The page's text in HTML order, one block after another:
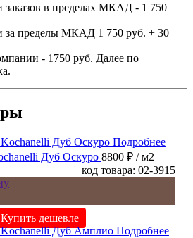
заказов в пределах МКАД - 1 750
за пределы МКАД 1 750 руб. + 30
- 1750 руб. Далее по
Подробнее
Дуб Оскуро 8800 ₽ / м2
код товара: 02-3915
Купить дешевле
Подробнее